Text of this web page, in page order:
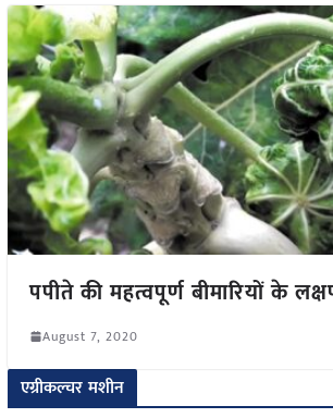
पपीते की महत्वपूर्ण बीमारियों के
August 7, 2020
एग्रीकल्चर मशीन